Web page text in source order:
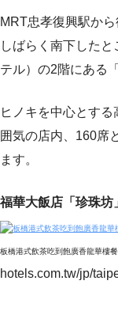
MRT忠孝復興駅か
しばらく南下した
テル）の2階にある
ヒノキを中心とす
囲気の店内、160席
ます。
福華大飯店「珍珠坊
板橋港式飲茶吃到飽廣香龍華樓
hotels.com.tw/jp/